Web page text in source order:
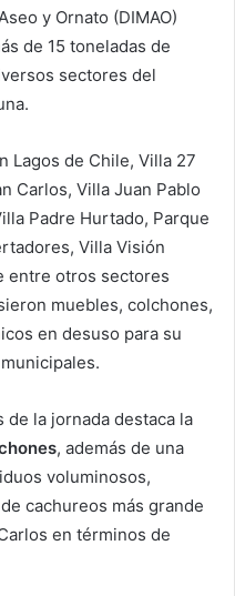
y Ornato (DIMAO)
de 15 toneladas de
sectores del
Lagos de Chile, Villa 27
Carlos, Villa Juan Pablo
Padre Hurtado, Parque
Villa Visión
entre otros sectores
muebles, colchones,
en desuso para su
la jornada destaca la
, además de una
voluminosos,
cachureos más grande
en términos de